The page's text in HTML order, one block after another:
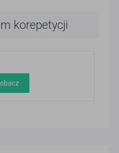
korepetycji